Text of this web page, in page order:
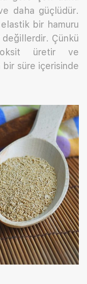
daha güçlüdür.
bir hamuru
Çünkü
üretir ve
bir süre içerisinde